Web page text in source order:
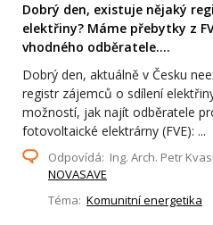
Dobrý den, existuje nějaký
elektřiny? Máme přebytky z
vhodného odběratele....
Dobrý den, aktuálně v Česku
registr zájemců o sdílení
možností, jak najít odběratele
fotovoltaické elektrárny (FVE): ...
Odpovídá: Ing. Arch. Petr
NOVASAVE
Téma: Komunitní energetika